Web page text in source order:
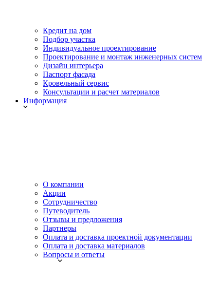
Кредит на дом
Подбор участка
Индивидуальное проектирование
Проектирование и монтаж инженерных систем
Дизайн интерьера
Паспорт фасада
Кровельный сервис
Консультации и расчет материалов
Информация
О компании
Акции
Сотрудничество
Путеводитель
Отзывы и предложения
Партнеры
Оплата и доставка проектной документации
Оплата и доставка материалов
Вопросы и ответы